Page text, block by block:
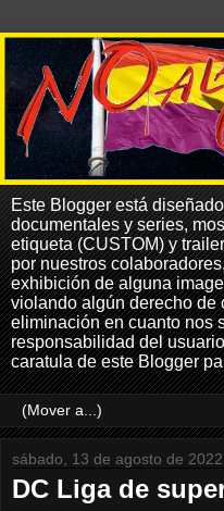
Este Blogger está
documentales y series,
etiqueta (CUSTOM) y
por nuestros
exhibición de alguna
violando algún derecho de
eliminación en cuanto nos
responsabilidad del
caratula de este Blogger
sábado, 13 de agosto de 2022
DC Liga de